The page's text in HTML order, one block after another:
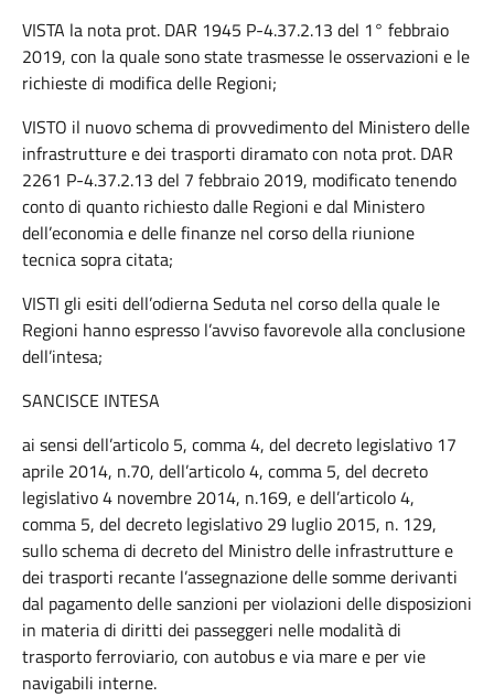
VISTA la nota prot. DAR 1945 P-4.37.2.13 del 1° febbraio
2019, con la quale sono state trasmesse le osservazioni e le
richieste di modifica delle Regioni;
VISTO il nuovo schema di provvedimento del Ministero delle
infrastrutture e dei trasporti diramato con nota prot. DAR
2261 P-4.37.2.13 del 7 febbraio 2019, modificato tenendo
conto di quanto richiesto dalle Regioni e dal Ministero
dell’economia e delle finanze nel corso della riunione
tecnica sopra citata;
VISTI gli esiti dell’odierna Seduta nel corso della quale le
Regioni hanno espresso l’avviso favorevole alla conclusione
dell’intesa;
SANCISCE INTESA
ai sensi dell’articolo 5, comma 4, del decreto legislativo 17
aprile 2014, n.70, dell’articolo 4, comma 5, del decreto
legislativo 4 novembre 2014, n.169, e dell’articolo 4,
comma 5, del decreto legislativo 29 luglio 2015, n. 129,
sullo schema di decreto del Ministro delle infrastrutture e
dei trasporti recante l’assegnazione delle somme derivanti
dal pagamento delle sanzioni per violazioni delle disposizioni
in materia di diritti dei passeggeri nelle modalità di
trasporto ferroviario, con autobus e via mare e per vie
navigabili interne.